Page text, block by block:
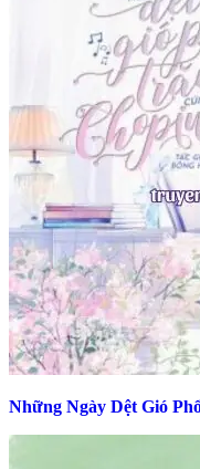
Những Ngày Dệt Gió